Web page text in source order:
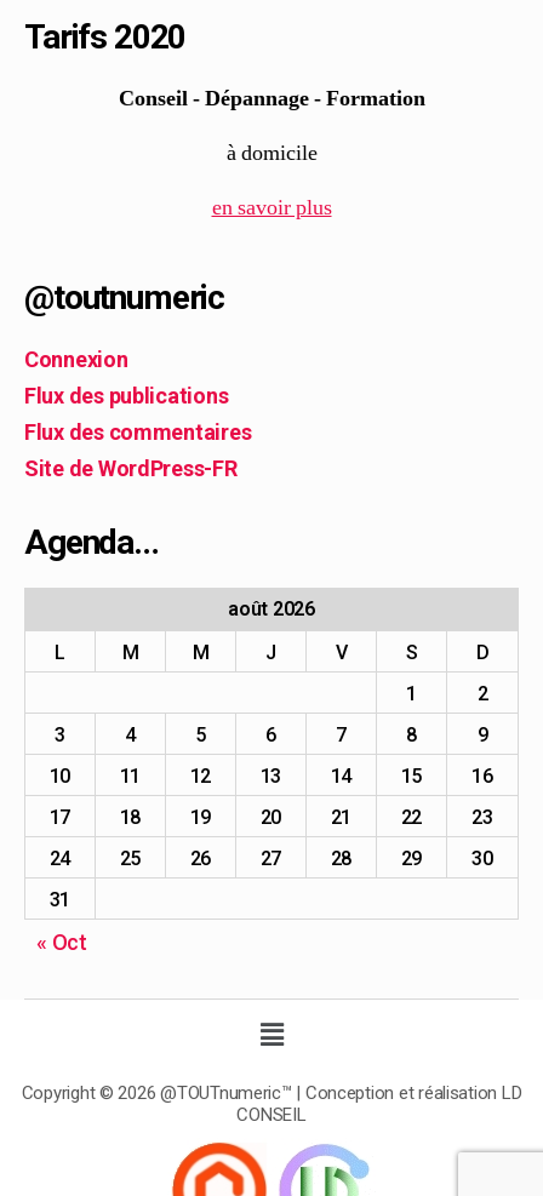
Tarifs 2020
Conseil - Dépannage - Formation
à domicile
en savoir plus
@toutnumeric
Connexion
Flux des publications
Flux des commentaires
Site de WordPress-FR
Agenda…
août 2026
L
M M J V S
D
1
2
3
4 5 6 7 8
9
10
11 12 13 14 15
16
17
18 19 20 21 22
23
24
25 26 27 28 29
30
31
« Oct
Copyright © 2026 @TOUTnumeric™ | Conception et réalisation LD
CONSEIL